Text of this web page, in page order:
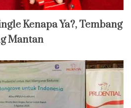
Kenapa Ya?, Tembang
Mantan